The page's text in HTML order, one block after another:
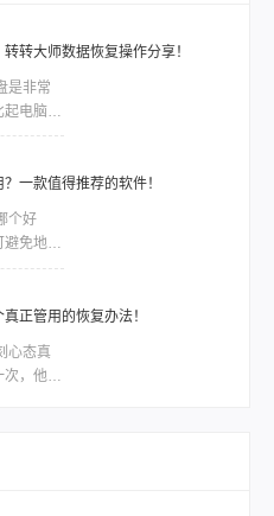
转大师数据恢复操作分享！
起电脑本
据丢
量的，因
大师数
具恢复丢
一款值得推荐的软件！
避免地会
况。无论
找到一款
软件让
？本文将
正管用的恢复办法！
次，他那
来大部